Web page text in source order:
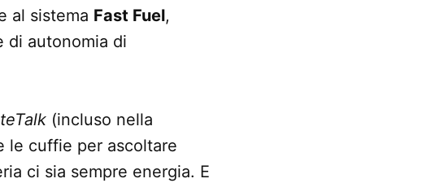
al sistema Fast Fuel,
di autonomia di
(incluso nella
le cuffie per ascoltare
ci sia sempre energia. E